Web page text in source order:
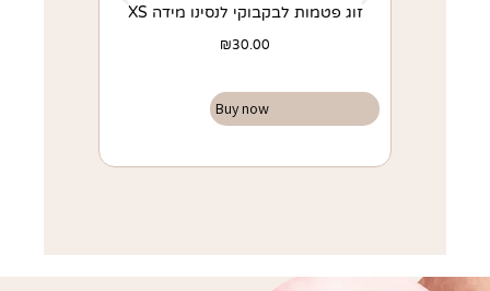
זוג פטמות לבקבוקי לנסינו מידה XS
₪30.00
Buy now